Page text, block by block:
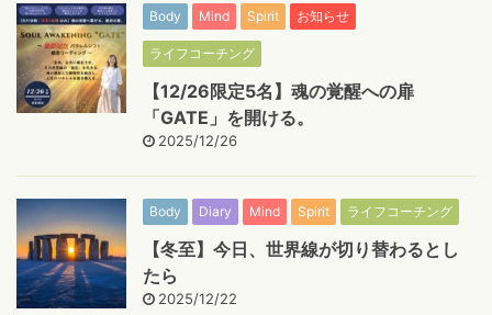
Body Mind Spirit お知らせ
ライフコーチング
【12/26限定5名】魂の覚醒への扉
「GATE」を開ける。
2025/12/26
Body Diary Mind Spirit ライフコーチング
【冬至】今日、世界線が切り替わるとし
たら
2025/12/22